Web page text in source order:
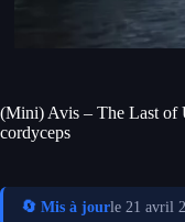
(Mini) Avis – The Last of
cordyceps
🔄 Mis à jourle 21 avril